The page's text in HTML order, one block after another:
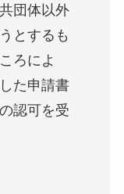
団体以外
とするも
ろによ
た申請書
認可を受